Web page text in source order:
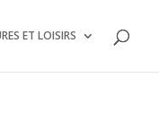
ET LOISIRS